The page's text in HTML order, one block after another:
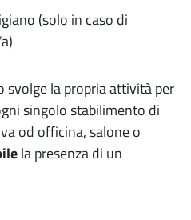
(solo in caso di
svolge la propria attività per
singolo stabilimento di
od officina, salone o
la presenza di un